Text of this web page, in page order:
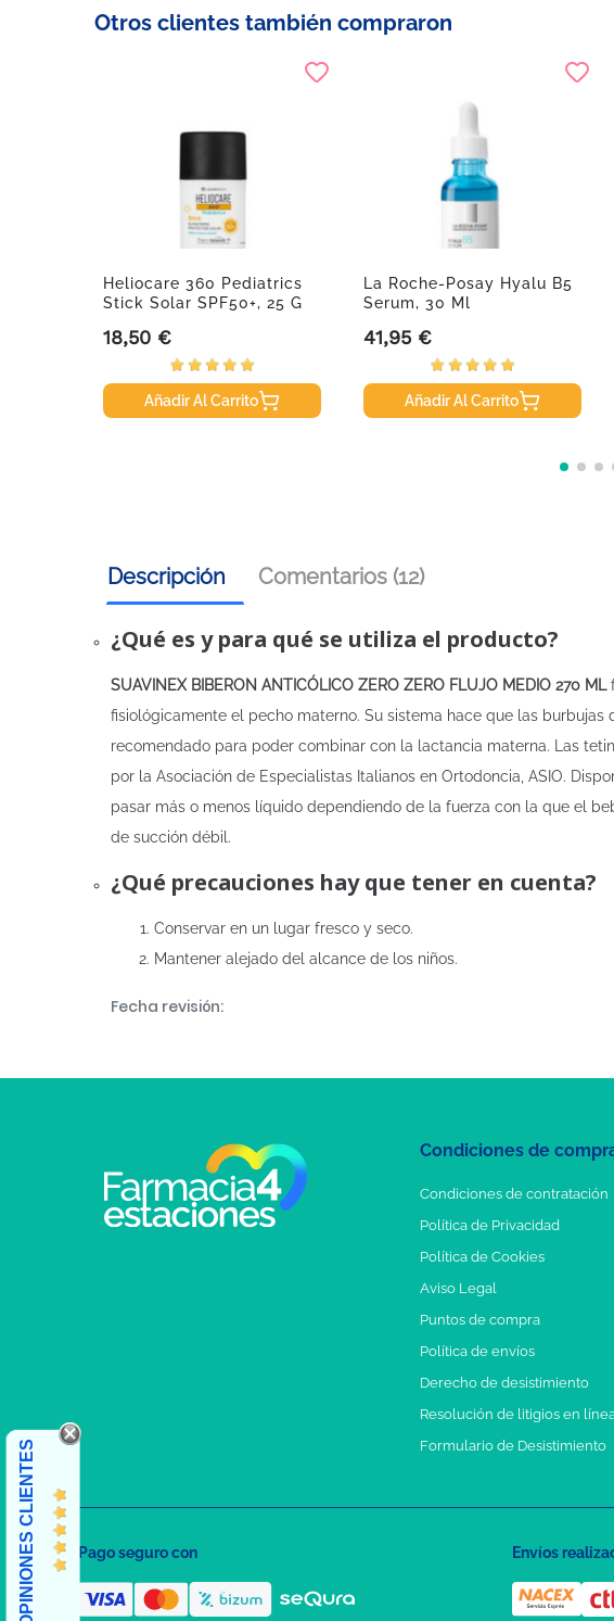
Otros clientes también compraron
Heliocare 360 Pediatrics
Stick Solar SPF50+, 25 G
Precio
18,50 €
Añadir Al Carrito
La Roche-Posay Hyalu B5
Serum, 30 Ml
Precio
41,95 €
Añadir Al Carrito
Descripción Comentarios (12)
¿Qué es y para qué se utiliza el producto?
SUAVINEX BIBERON ANTICÓLICO ZERO ZERO FLUJO MEDIO 270 ML
fisiológicamente el pecho materno. Su sistema hace que las
recomendado para poder combinar con la lactancia materna. Las
por la Asociación de Especialistas Italianos en Ortodoncia, ASIO.
pasar más o menos líquido dependiendo de la fuerza con la que el
de succión débil.
¿Qué precauciones hay que tener en cuenta?
Conservar en un lugar fresco y seco.
Mantener alejado del alcance de los niños.
Fecha revisión:
Condiciones de
Condiciones de contratación
Política de Privacidad
Política de Cookies
Aviso Legal
Puntos de compra
Política de envíos
Derecho de desistimiento
Resolución de litigios en
Formulario de Desistimiento
OPINIONES CLIENTES Pago seguro con Envíos